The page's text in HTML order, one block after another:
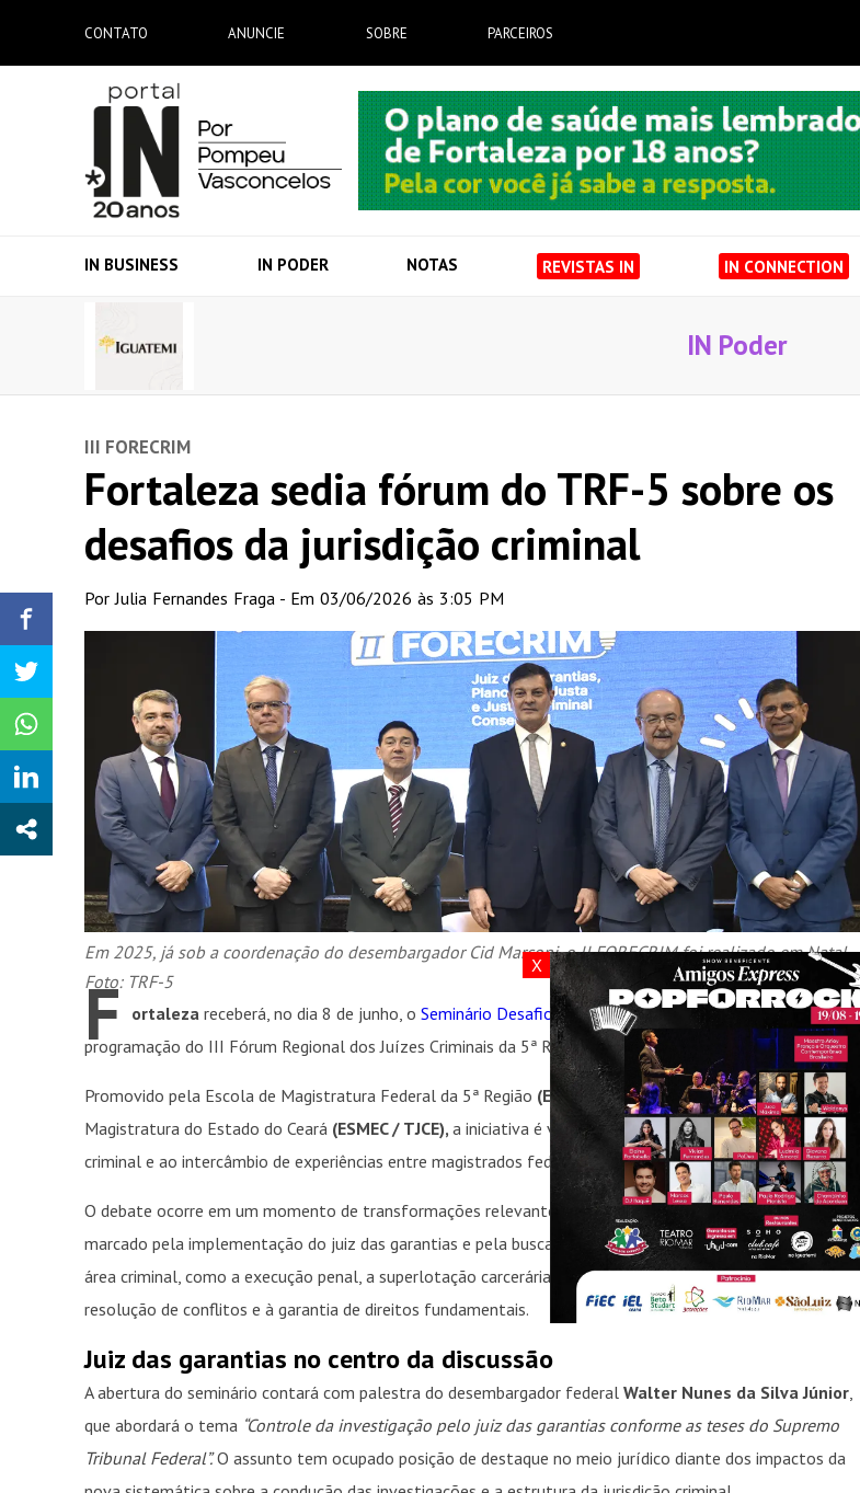
CONTATO ANUNCIE SOBRE PARCEIROS
IN BUSINESS IN PODER NOTAS REVISTAS IN IN CONNECTION
IN Poder
III FORECRIM
Fortaleza sedia fórum do TRF-5 sobre os
desafios da jurisdição criminal
Por Julia Fernandes Fraga - Em 03/06/2026 às 3:05 PM
Em 2025, já sob a coordenação do desembargador Cid Marconi, o II FORECRIM foi realizado em Natal.
Foto: TRF-5
F ortaleza receberá, no dia 8 de junho, o Seminário Desafios Atuais da Jurisdição Criminal, que abre a
programação do III Fórum Regional dos Juízes Criminais da 5ª Região
(FORECRIM).
Promovido pela Escola de Magistratura Federal da 5ª Região (ESMAFE / TRF-5) e pela Escola Superior da
Magistratura do Estado do Ceará (ESMEC / TJCE), a iniciativa é voltada ao aperfeiçoamento da jurisdição
criminal e ao intercâmbio de experiências entre magistrados federais e estaduais.
O debate ocorre em um momento de transformações relevantes no sistema de Justiça brasileiro,
marcado pela implementação do juiz das garantias e pela busca de soluções para desafios históricos da
área criminal, como a execução penal, a superlotação carcerária e a ampliação de mecanismos voltados à
resolução de conflitos e à garantia de direitos fundamentais.
Juiz das garantias no centro da discussão
A abertura do seminário contará com palestra do desembargador federal Walter Nunes da Silva Júnior
que abordará o tema “Controle da investigação pelo juiz das garantias conforme as teses do Supremo
Tribunal Federal”.O assunto tem ocupado posição de destaque no meio jurídico diante dos impactos da
X